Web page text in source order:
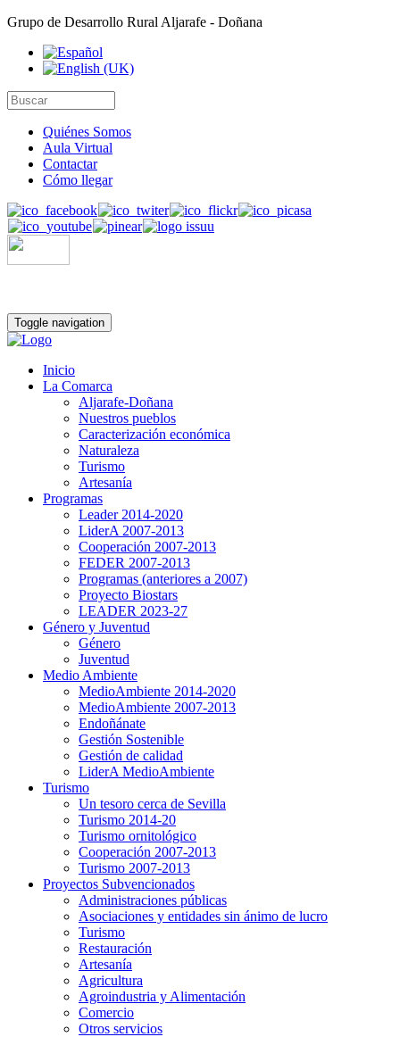
Grupo de Desarrollo Rural Aljarafe - Doñana
Quiénes Somos
Aula Virtual
Contactar
Cómo llegar
Toggle navigation
Inicio
La Comarca
Aljarafe-Doñana
Nuestros pueblos
Caracterización económica
Naturaleza
Turismo
Artesanía
Programas
Leader 2014-2020
LiderA 2007-2013
Cooperación 2007-2013
FEDER 2007-2013
Programas (anteriores a 2007)
Proyecto Biostars
LEADER 2023-27
Género y Juventud
Género
Juventud
Medio Ambiente
MedioAmbiente 2014-2020
MedioAmbiente 2007-2013
Endoñánate
Gestión Sostenible
Gestión de calidad
LiderA MedioAmbiente
Turismo
Un tesoro cerca de Sevilla
Turismo 2014-20
Turismo ornitológico
Cooperación 2007-2013
Turismo 2007-2013
Proyectos Subvencionados
Administraciones públicas
Asociaciones y entidades sin ánimo de lucro
Turismo
Restauración
Artesanía
Agricultura
Agroindustria y Alimentación
Comercio
Otros servicios